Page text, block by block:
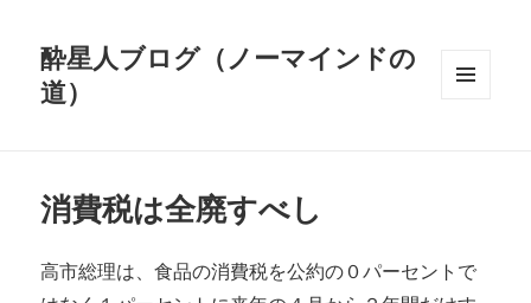
酔星人ブログ（ノーマインドの
道）
消費税は全廃すべし
高市総理は、食品の消費税を公約の０パーセントで